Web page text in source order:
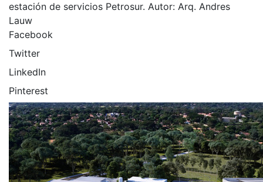
estación de servicios Petrosur. Autor: Arq. Andres
Lauw
Facebook
Twitter
LinkedIn
Pinterest